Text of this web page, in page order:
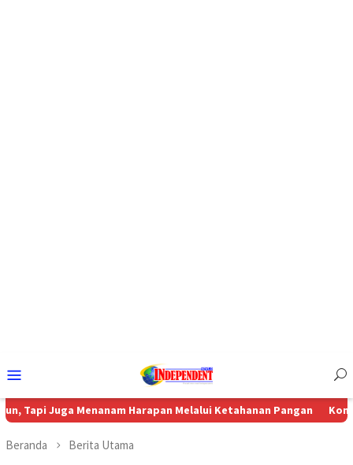
Mobile
Menanam Harapan Melalui Ketahanan Pangan Komisi 4 DPRD
Beranda Berita Utama